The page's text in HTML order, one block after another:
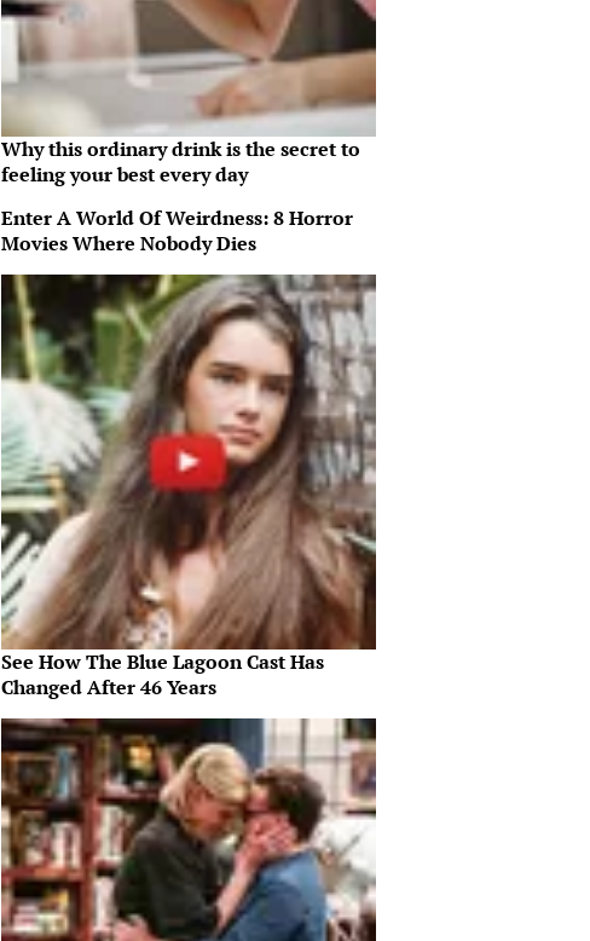
Why this ordinary drink is the secret to
feeling your best every day
Enter A World Of Weirdness: 8 Horror
Movies Where Nobody Dies
See How The Blue Lagoon Cast Has
Changed After 46 Years